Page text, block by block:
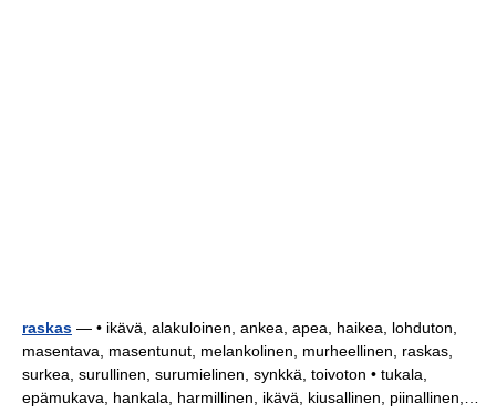
raskas — • ikävä, alakuloinen, ankea, apea, haikea, lohduton,
masentava, masentunut, melankolinen, murheellinen, raskas,
surkea, surullinen, surumielinen, synkkä, toivoton • tukala,
epämukava, hankala, harmillinen, ikävä, kiusallinen, piinallinen,…